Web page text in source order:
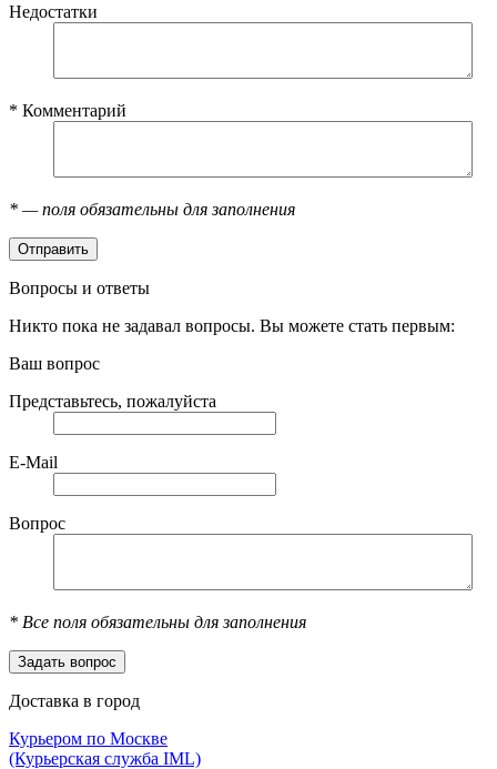
Недостатки
* Комментарий
* — поля обязательны для заполнения
Вопросы и ответы
Никто пока не задавал вопросы. Вы можете стать первым:
Ваш вопрос
Представьтесь, пожалуйста
E-Mail
Вопрос
* Все поля обязательны для заполнения
Доставка в город
Курьером по Москве
(Курьерская служба IML)